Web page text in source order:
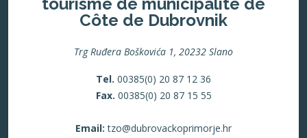
tourisme de municipalité de
Côte de Dubrovnik
Trg Ruđera Boškovića 1, 20232 Slano
Tel. 00385(0) 20 87 12 36
Fax. 00385(0) 20 87 15 55
Email: tzo@dubrovackoprimorje.hr